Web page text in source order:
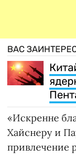
ВАС
«Искренне
Хайснеру и
привлечение